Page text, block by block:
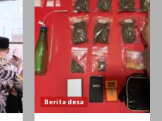
Berita desa